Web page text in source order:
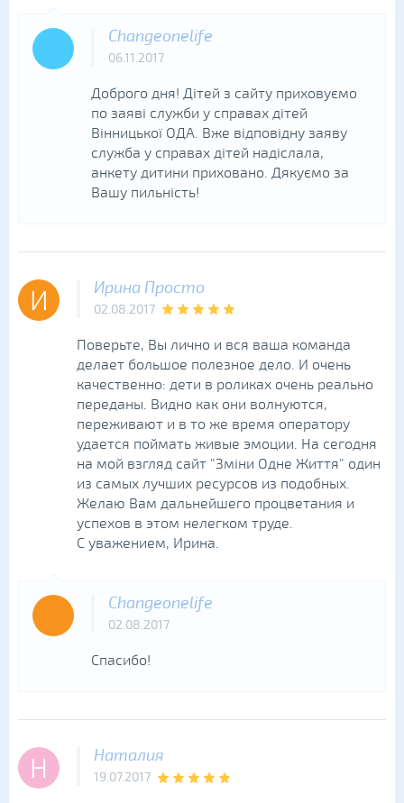
Changeonelife
06.11.2017
Доброго дня! Дітей з сайту приховуємо
по заяві служби у справах дітей
Вінницької ОДА. Вже відповідну заяву
служба у справах дітей надіслала,
анкету дитини приховано. Дякуємо за
Вашу пильність!
И Ирина Просто
02.08.2017
Поверьте, Вы лично и вся ваша команда
делает большое полезное дело. И очень
качественно: дети в роликах очень реально
переданы. Видно как они волнуются,
переживают и в то же время оператору
удается поймать живые эмоции. На сегодня
на мой взгляд сайт "Зміни Одне Життя" один
из самых лучших ресурсов из подобных.
Желаю Вам дальнейшего процветания и
успехов в этом нелегком труде.
С уважением, Ирина.
Changeonelife
02.08.2017
Спасибо!
Н Наталия
19.07.2017